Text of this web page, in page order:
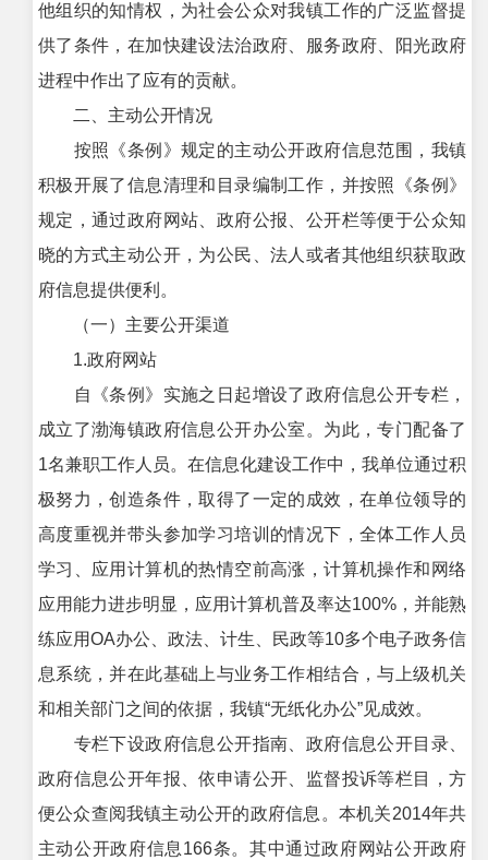
他组织的知情权，为社会公众对我镇工作的广泛监督提
供了条件，在加快建设法治政府、服务政府、阳光政府
进程中作出了应有的贡献。
二、主动公开情况
按照《条例》规定的主动公开政府信息范围，我镇
积极开展了信息清理和目录编制工作，并按照《条例》
规定，通过政府网站、政府公报、公开栏等便于公众知
晓的方式主动公开，为公民、法人或者其他组织获取政
府信息提供便利。
（一）主要公开渠道
1.政府网站
自《条例》实施之日起增设了政府信息公开专栏，
成立了渤海镇政府信息公开办公室。为此，专门配备了
1名兼职工作人员。在信息化建设工作中，我单位通过积
极努力，创造条件，取得了一定的成效，在单位领导的
高度重视并带头参加学习培训的情况下，全体工作人员
学习、应用计算机的热情空前高涨，计算机操作和网络
应用能力进步明显，应用计算机普及率达100%，并能熟
练应用OA办公、政法、计生、民政等10多个电子政务信
息系统，并在此基础上与业务工作相结合，与上级机关
和相关部门之间的依据，我镇“无纸化办公”见成效。
专栏下设政府信息公开指南、政府信息公开目录、
政府信息公开年报、依申请公开、监督投诉等栏目，方
便公众查阅我镇主动公开的政府信息。本机关2014年共
主动公开政府信息166条。其中通过政府网站公开政府